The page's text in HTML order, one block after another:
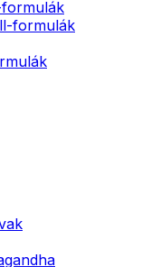
formulák